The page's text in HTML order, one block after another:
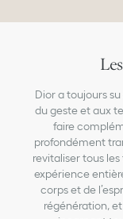
Dior a toujours
du geste et aux
faire
profondément
revitaliser tous
expérience
corps et de
régénération,